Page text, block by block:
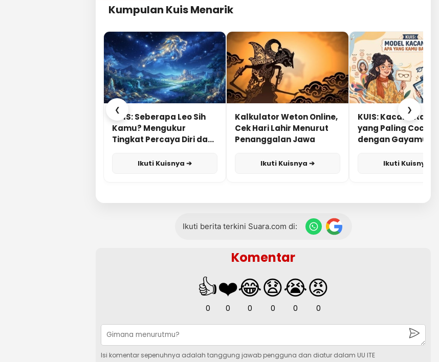
Kumpulan Kuis Menarik
❮
KUIS: Seberapa Leo Sih
Kamu? Mengukur
Tingkat Percaya Diri dan
Ikuti Kuisnya ➔
Kalkulator Weton Online,
Cek Hari Lahir Menurut
Penanggalan Jawa
Ikuti Kuisnya ➔
KUIS: Kacamata Apa
yang Paling Cocok
dengan Gayamu?
Ikuti Kuisnya ➔
❯
Ikuti berita terkini Suara.com di:
Komentar
👍
0
❤️
0
😂
0
😧
0
😭
0
😡
0
Isi komentar sepenuhnya adalah tanggung jawab pengguna dan diatur dalam UU ITE